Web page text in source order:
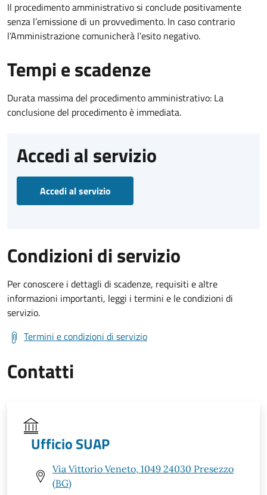
Il procedimento amministrativo si conclude positivamente
senza l’emissione di un provvedimento. In caso contrario
l’Amministrazione comunicherà l’esito negativo.
Tempi e scadenze
Durata massima del procedimento amministrativo: La
conclusione del procedimento è immediata.
Accedi al servizio
Accedi al servizio
Condizioni di servizio
Per conoscere i dettagli di scadenze, requisiti e altre
informazioni importanti, leggi i termini e le condizioni di
servizio.
Termini e condizioni di servizio
Contatti
Ufficio SUAP
Via Vittorio Veneto, 1049 24030 Presezzo
(BG)